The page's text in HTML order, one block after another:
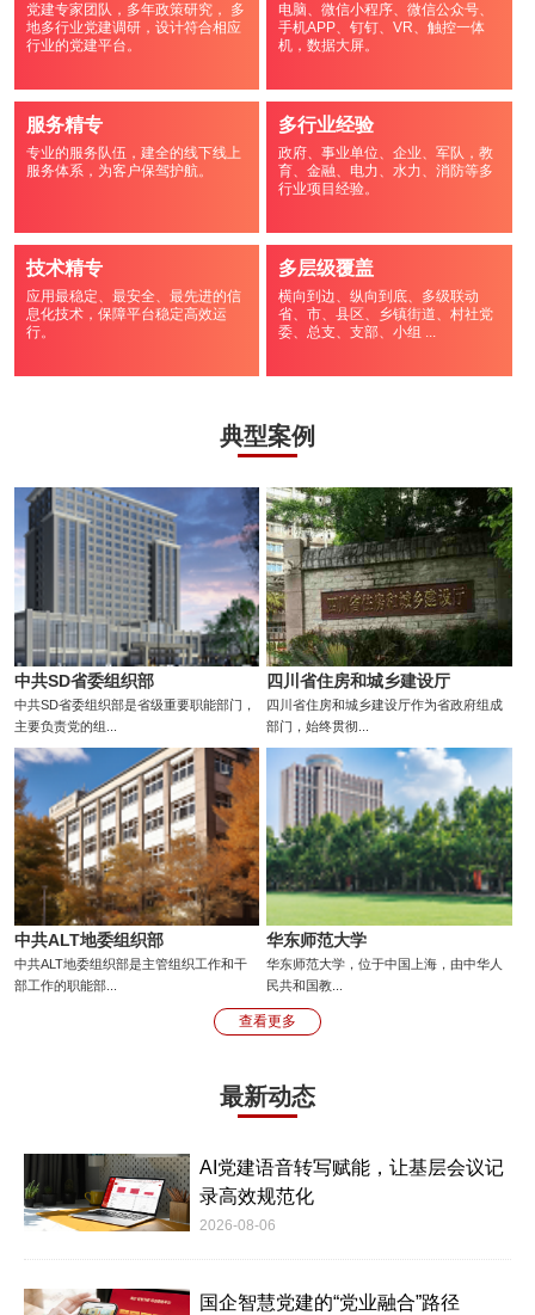
党建专家团队，多年政策研究， 多
地多行业党建调研，设计符合相应
行业的党建平台。
电脑、微信小程序、微信公众号、
手机APP、钉钉、VR、触控一体
机，数据大屏。
服务精专
专业的服务队伍，建全的线下线上
服务体系，为客户保驾护航。
多行业经验
政府、事业单位、企业、军队，教
育、金融、电力、水力、消防等多
行业项目经验。
技术精专
应用最稳定、最安全、最先进的信
息化技术，保障平台稳定高效运
行。
多层级覆盖
横向到边、纵向到底、多级联动
省、市、县区、乡镇街道、村社党
委、总支、支部、小组 ...
典型案例
中共SD省委组织部
中共SD省委组织部是省级重要职能部门，
主要负责党的组...
四川省住房和城乡建设厅
四川省住房和城乡建设厅作为省政府组成
部门，始终贯彻...
中共ALT地委组织部
中共ALT地委组织部是主管组织工作和干
部工作的职能部...
华东师范大学
华东师范大学，位于中国上海，由中华人
民共和国教...
查看更多
最新动态
AI党建语音转写赋能，让基层会议记
录高效规范化
2026-08-06
国企智慧党建的“党业融合”路径